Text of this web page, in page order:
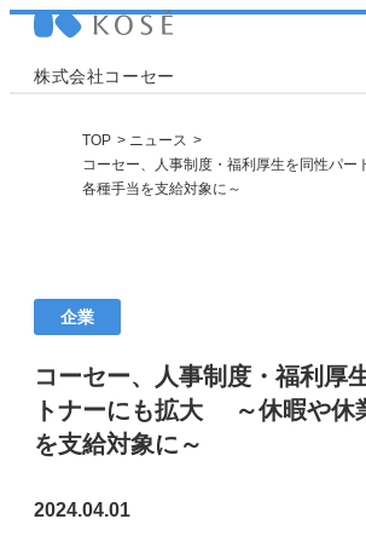
株式会社コーセー
TOP
ニュース
コーセー、人事制度・福利厚生を同性パ
各種手当を支給対象に～
企業
コーセー、人事制度・福利厚
トナーにも拡大 ～休暇や休
を支給対象に～
2024.04.01